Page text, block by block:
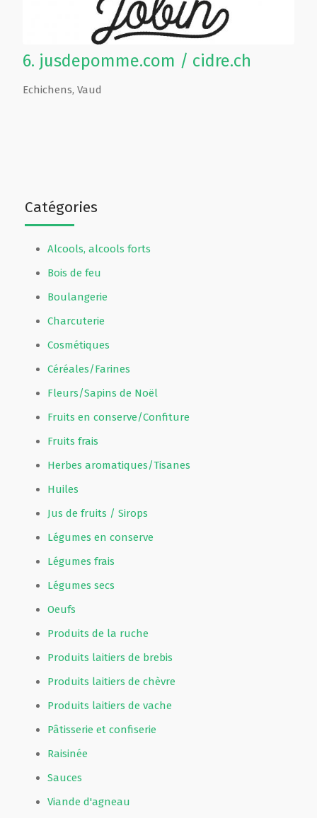
Catégories
Alcools, alcools forts
Bois de feu
Boulangerie
Charcuterie
Cosmétiques
Céréales/Farines
Fleurs/Sapins de Noël
Fruits en conserve/Confiture
Fruits frais
Herbes aromatiques/Tisanes
Huiles
Jus de fruits / Sirops
Légumes en conserve
Légumes frais
Légumes secs
Oeufs
Produits de la ruche
Produits laitiers de brebis
Produits laitiers de chèvre
Produits laitiers de vache
Pâtisserie et confiserie
Raisinée
Sauces
Viande d'agneau
6. jusdepomme.com / cidre.ch
Echichens, Vaud